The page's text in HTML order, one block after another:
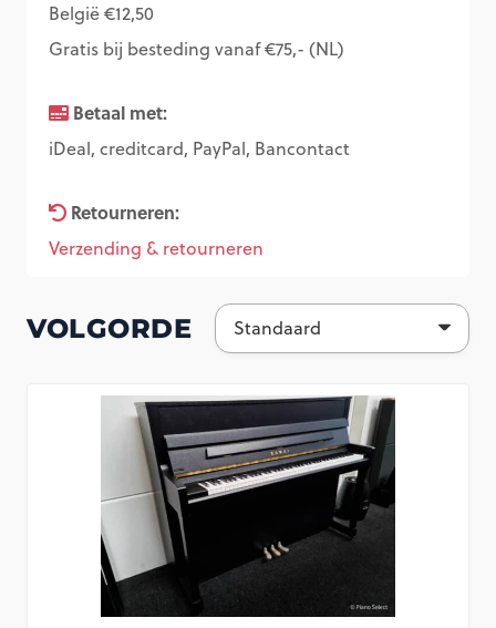
België €12,50
Gratis bij besteding vanaf €75,- (NL)
Betaal met:
iDeal, creditcard, PayPal, Bancontact
Retourneren:
Verzending & retourneren
VOLGORDE